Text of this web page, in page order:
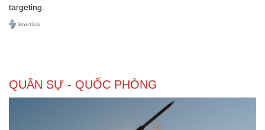
targeting.
QUÂN SỰ - QUỐC PHÒNG